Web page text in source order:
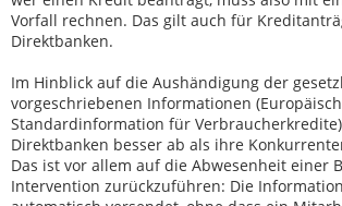
Vorfall rechnen. Das gilt auch für
Direktbanken.
Im Hinblick auf die Aushändigung der
vorgeschriebenen Informationen
Standardinformation für
Direktbanken besser ab als ihre
Das ist vor allem auf die Abwesenheit einer
Intervention zurückzuführen: Die